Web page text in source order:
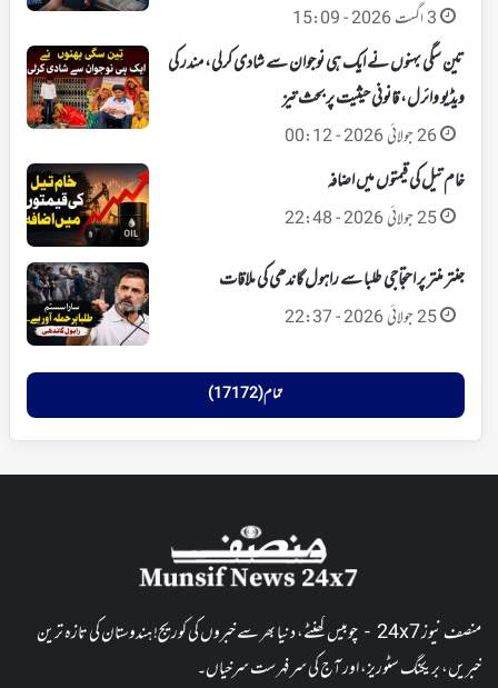
3 اگست 2026 - 15:09
تین سگی بہنوں نے ایک ہی نوجوان سے شادی کرلی، مندر کی
ویڈیو وائرل، قانونی حیثیت پر بحث تیز
26 جولائی 2026 - 00:12
خام تیل کی قیمتوں میں اضافہ
25 جولائی 2026 - 22:48
جنتر منتر پر احتجاجی طلبا سے راہول گاندھی کی ملاقات
25 جولائی 2026 - 22:37
تمام (17172)
منصف نیوز 24x7 - چوبیس گھنٹے، دنیا بھر سے خبروں کی کوریج! ہندوستان کی تازہ ترین
خبریں، بریکنگ سٹوریز، اور آج کی سرفہرست سرخیاں۔